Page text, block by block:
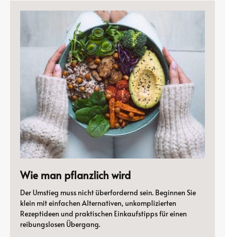
Wie man pflanzlich wird
Der Umstieg muss nicht überfordernd sein. Beginnen Sie
klein mit einfachen Alternativen, unkomplizierten
Rezeptideen und praktischen Einkaufstipps für einen
reibungslosen Übergang.